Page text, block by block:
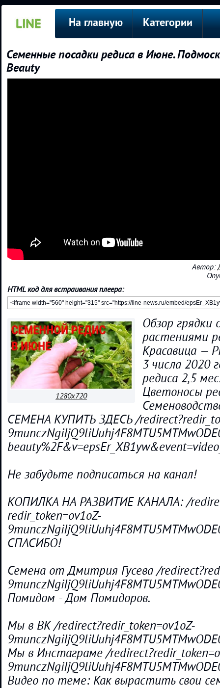
На главную Категории
Семенные посадки редиса в Июне.
Beauty
Автор:
HTML код для встраивания плеера:
1280x720
Обзор грядки
растениями
Красавица —
3 числа 2020
редиса 2,5
Цветоносы
СЕМЕНА КУПИТЬ ЗДЕСЬ /
Не забудьте подписаться на канал!
КОПИЛКА НА РАЗВИТИЕ КАНАЛА: /
redir_token=ov1oZ-
СПАСИБО!
Семена от Дмитрия Гусева /
Помидом - Дом Помидоров.
Мы в ВК /redirect?redir_token=ov1oZ-
Мы в Инстаграме /
Видео по теме: Как вырастить свои